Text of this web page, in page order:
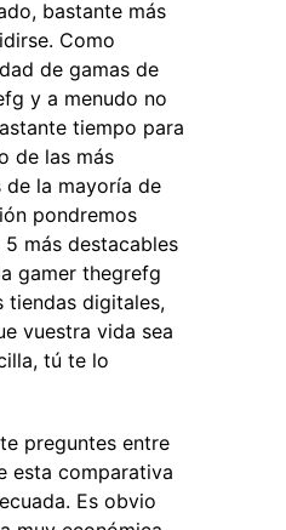
bastante más
Como
de gamas de
y a menudo no
tiempo para
de las más
de la mayoría de
pondremos
más destacables
gamer thegrefg
tiendas digitales,
vuestra vida sea
tú te lo
preguntes entre
esta comparativa
Es obvio